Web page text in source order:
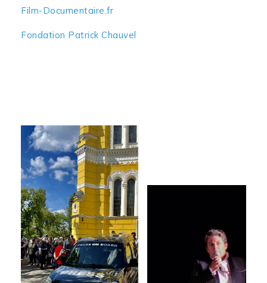
Film-Documentaire.fr
Fondation Patrick Chauvel